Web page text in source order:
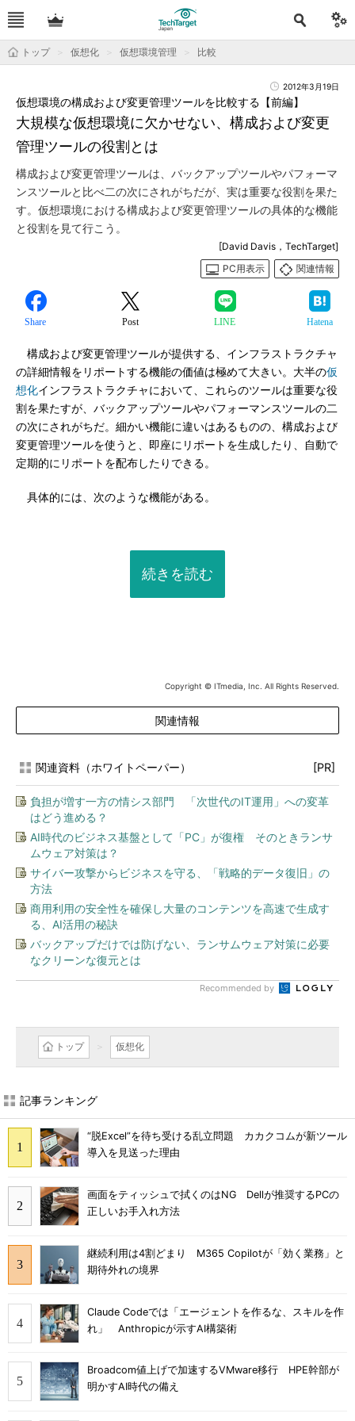
トップ 仮想化 仮想環境管理 比較
2012年3月19日
大規模な仮想環境に欠かせない、構成および変更
管理ツールの役割とは
仮想環境の構成および変更管理ツールを比較する【前編】
構成および変更管理ツールは、バックアップツールやパフォーマ
ンスツールと比べ二の次にされがちだが、実は重要な役割を果た
す。仮想環境における構成および変更管理ツールの具体的な機能
と役割を見て行こう。
[David Davis，TechTarget]
PC用表示
関連情報
Share Post LINE Hatena
構成および変更管理ツールが提供する、インフラストラクチャ
の詳細情報をリポートする機能の価値は極めて大きい。大半の仮
想化インフラストラクチャにおいて、これらのツールは重要な役
割を果たすが、バックアップツールやパフォーマンスツールの二
の次にされがちだ。細かい機能に違いはあるものの、構成および
変更管理ツールを使うと、即座にリポートを生成したり、自動で
定期的にリポートを配布したりできる。
具体的には、次のような機能がある。
続きを読む
Copyright © ITmedia, Inc. All Rights Reserved.
関連情報
関連資料（ホワイトペーパー） [PR]
負担が増す一方の情シス部門 「次世代のIT運用」への変革
はどう進める？
AI時代のビジネス基盤として「PC」が復権 そのときランサ
ムウェア対策は？
サイバー攻撃からビジネスを守る、「戦略的データ復旧」の
方法
商用利用の安全性を確保し大量のコンテンツを高速で生成す
る、AI活用の秘訣
バックアップだけでは防げない、ランサムウェア対策に必要
なクリーンな復元とは
Recommended by
トップ 仮想化
記事ランキング
“脱Excel”を待ち受ける乱立問題 カカクコムが新ツール
導入を見送った理由
画面をティッシュで拭くのはNG Dellが推奨するPCの
正しいお手入れ方法
継続利用は4割どまり M365 Copilotが「効く業務」と
期待外れの境界
Claude Codeでは「エージェントを作るな、スキルを作
れ」 Anthropicが示すAI構築術
Broadcom値上げで加速するVMware移行 HPE幹部が
明かすAI時代の備え